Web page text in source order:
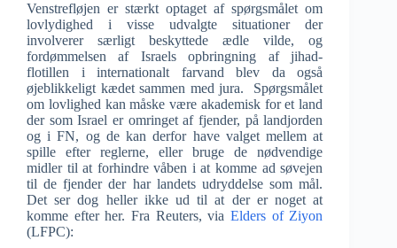
Venstrefløjen er stærkt optaget af spørgsmålet om
lovlydighed i visse udvalgte situationer der
involverer særligt beskyttede ædle vilde, og
fordømmelsen af Israels opbringning af jihad-
flotillen i internationalt farvand blev da også
øjeblikkeligt kædet sammen med jura. Spørgsmålet
om lovlighed kan måske være akademisk for et land
der som Israel er omringet af fjender, på landjorden
og i FN, og de kan derfor have valget mellem at
spille efter reglerne, eller bruge de nødvendige
midler til at forhindre våben i at komme ad søvejen
til de fjender der har landets udryddelse som mål.
Det ser dog heller ikke ud til at der er noget at
komme efter her. Fra Reuters, via Elders of Ziyon
(LFPC):